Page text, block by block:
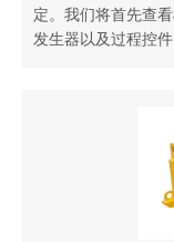
定。我们将首先查
发生器以及过程控件